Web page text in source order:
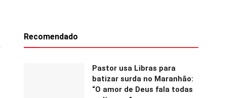
Recomendado
Pastor usa Libras para
batizar surda no Maranhão:
“O amor de Deus fala todas